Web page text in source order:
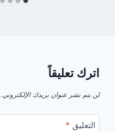
اترك تعليقاً
لن يتم نشر عنوان بريدك الإلكتروني.
التعليق *